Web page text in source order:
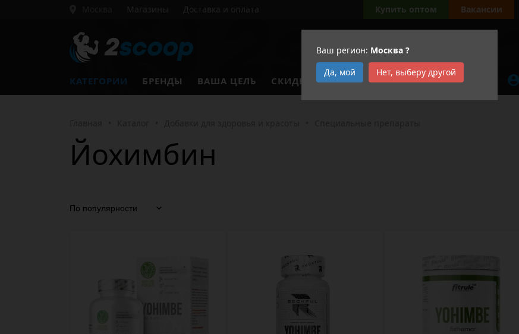
Ваш регион: Москва ?
Да, мой
Нет, выберу другой
Магазины Доставка и оплата Купить оптом Вакансии
КАТЕГОРИИ БРЕНДЫ ВАША ЦЕЛЬ СКИДКИ АКЦИИ
Йохимбин